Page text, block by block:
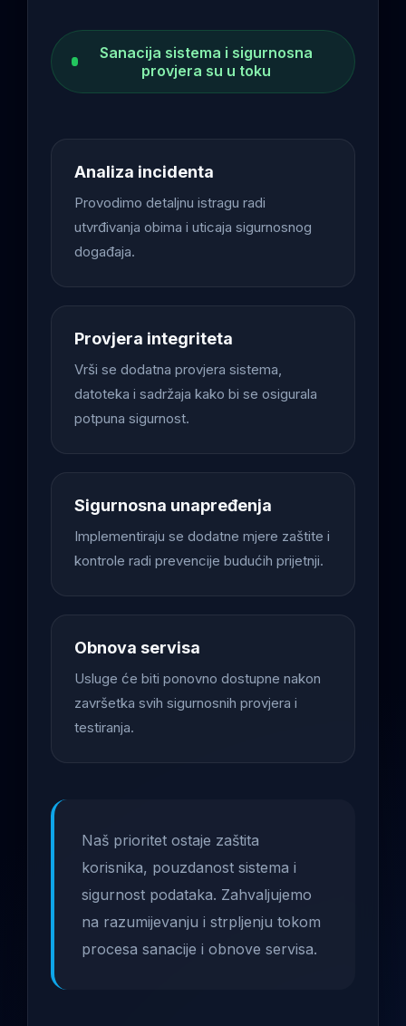
Sanacija sistema i sigurnosna
provjera su u toku
Analiza incidenta
Provodimo detaljnu istragu radi
utvrđivanja obima i uticaja sigurnosnog
događaja.
Provjera integriteta
Vrši se dodatna provjera sistema,
datoteka i sadržaja kako bi se osigurala
potpuna sigurnost.
Sigurnosna unapređenja
Implementiraju se dodatne mjere zaštite i
kontrole radi prevencije budućih prijetnji.
Obnova servisa
Usluge će biti ponovno dostupne nakon
završetka svih sigurnosnih provjera i
testiranja.
Naš prioritet ostaje zaštita
korisnika, pouzdanost sistema i
sigurnost podataka. Zahvaljujemo
na razumijevanju i strpljenju tokom
procesa sanacije i obnove servisa.